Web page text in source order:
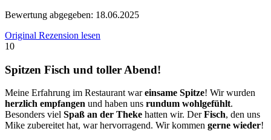
Bewertung abgegeben: 18.06.2025
Original Rezension lesen
10
Spitzen Fisch und toller Abend!
Meine Erfahrung im Restaurant wareinsame Spitze! Wir wurden
herzlich empfangen und haben uns rundum wohlgefühlt.
Besonders viel Spaß an der Theke hatten wir. DerFisch, den uns
Mike zubereitet hat, war hervorragend. Wir kommen gerne wieder!